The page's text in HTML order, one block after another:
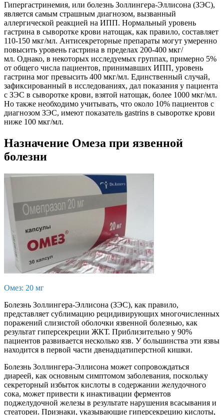
Гипергастринемия, или болезнь Золлингера-Эллисона (ЗЭС),
является самым страшным диагнозом, вызванный
аллергической реакцией на ИПП. Нормальный уровень
гастрина в сыворотке крови натощак, как правило, составляет
110-150 мкг/мл. Антисекреторные препараты могут умеренно
повысить уровень гастрина в пределах 200-400 мкг/
мл. Однако, в некоторых исследуемых группах, примерно 5%
от общего числа пациентов, принимавших ИПП, уровень
гастрина мог превысить 400 мкг/мл. Единственный случай,
зафиксированный в исследованиях, дал показания у пациента
с ЗЭС в сыворотке крови, взятой натощак, более 1000 мкг/мл.
Но также необходимо учитывать, что около 10% пациентов с
диагнозом ЗЭС, имеют показатель gastrins в сыворотке крови
ниже 100 мкг/мл.
Назначение Омеза при язвенной
болезни
Омез: 20 мг
Болезнь Золлингера-Эллисона (ЗЭС), как правило,
представляет сублимацию рецидивирующих многочисленных
поражений слизистой оболочки язвенной болезнью, как
результат гиперсекреции ЖКТ. Приблизительно у 90%
пациентов развивается несколько язв. У большинства эти язвы
находится в первой части двенадцатиперстной кишки.
Болезнь Золлингера-Эллисона может сопровождаться
диареей, как основным симптомом заболевания, поскольку
секреторный избыток кислоты в содержании желудочного
сока, может привести к инактивации ферментов
поджелудочной железы в результате нарушения всасывания и
стеатореи. Признаки, указывающие гиперсекрецию кислоты,